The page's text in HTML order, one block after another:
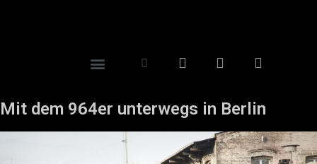
Mit dem 964er unterwegs in Berlin